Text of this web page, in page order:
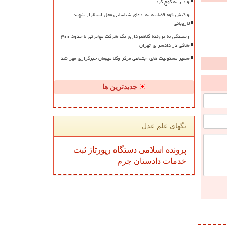
واکنش قوه قضاییه به ادعای شناسایی محل استقرار شهید
لاریجانی
رسیدگی به پرونده کلاهبرداری یک شرکت مهاجرتی با حدود ۳۰۰
شاکی در دادسرای تهران
سفیر مسئولیت های اجتماعی مرکز وکلا میهمان خبرگزاری مهر شد
جدیدترین ها
تگهای علم عدل
پرونده اسلامی دستگاه رپورتاژ ثبت
خدمات دادستان جرم